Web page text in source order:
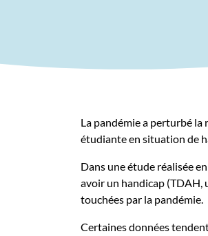
La pandémie a perturbé
étudiante en situation de
Dans une étude réalisée
avoir un handicap (TDAH,
touchées par la pandémie.
Certaines données